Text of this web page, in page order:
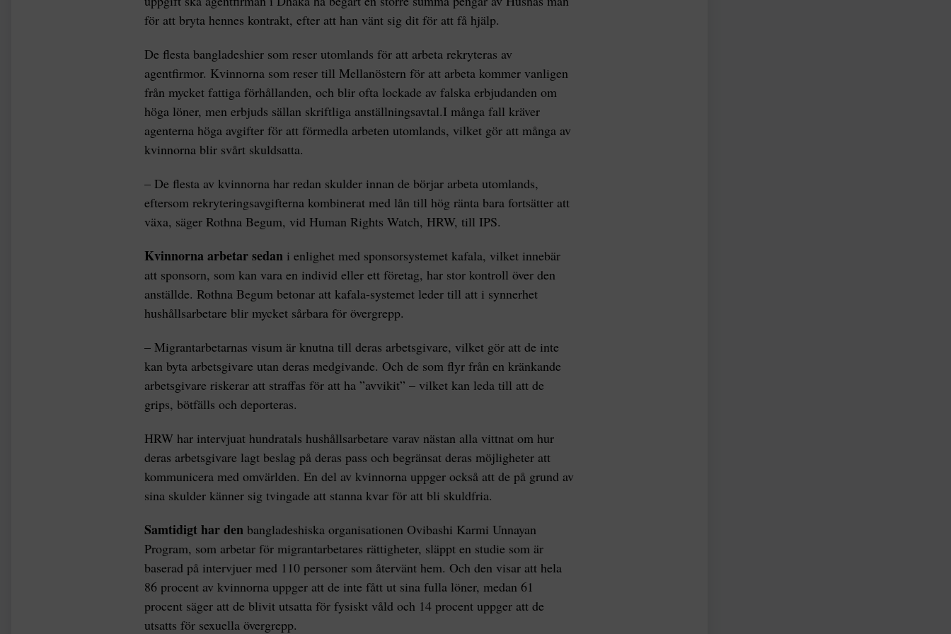
för att bryta hennes kontrakt, efter att han vänt sig dit för att få hjälp.
De flesta bangladeshier som reser utomlands för att arbeta rekryteras av
agentfirmor. Kvinnorna som reser till Mellanöstern för att arbeta kommer vanligen
från mycket fattiga förhållanden, och blir ofta lockade av falska erbjudanden om
höga löner, men erbjuds sällan skriftliga anställningsavtal.I många fall kräver
agenterna höga avgifter för att förmedla arbeten utomlands, vilket gör att många av
kvinnorna blir svårt skuldsatta.
– De flesta av kvinnorna har redan skulder innan de börjar arbeta utomlands,
eftersom rekryteringsavgifterna kombinerat med lån till hög ränta bara fortsätter att
växa, säger Rothna Begum, vid Human Rights Watch, HRW, till IPS.
Kvinnorna arbetar sedan i enlighet med sponsorsystemet kafala, vilket innebär
att sponsorn, som kan vara en individ eller ett företag, har stor kontroll över den
anställde. Rothna Begum betonar att kafala-systemet leder till att i synnerhet
hushållsarbetare blir mycket sårbara för övergrepp.
– Migrantarbetarnas visum är knutna till deras arbetsgivare, vilket gör att de inte
kan byta arbetsgivare utan deras medgivande. Och de som flyr från en kränkande
arbetsgivare riskerar att straffas för att ha ”avvikit” – vilket kan leda till att de
grips, bötfälls och deporteras.
HRW har intervjuat hundratals hushållsarbetare varav nästan alla vittnat om hur
deras arbetsgivare lagt beslag på deras pass och begränsat deras möjligheter att
kommunicera med omvärlden. En del av kvinnorna uppger också att de på grund av
sina skulder känner sig tvingade att stanna kvar för att bli skuldfria.
Samtidigt har den bangladeshiska organisationen Ovibashi Karmi Unnayan
Program, som arbetar för migrantarbetares rättigheter, släppt en studie som är
baserad på intervjuer med 110 personer som återvänt hem. Och den visar att hela
86 procent av kvinnorna uppger att de inte fått ut sina fulla löner, medan 61
procent säger att de blivit utsatta för fysiskt våld och 14 procent uppger att de
utsatts för sexuella övergrepp.